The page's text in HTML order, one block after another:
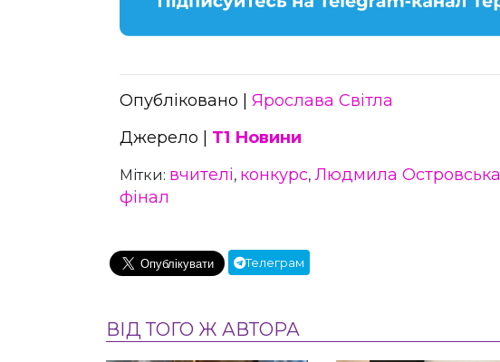
Опубліковано | Ярослава Світла
Джерело | Т1 Новини
Мітки: вчителі, конкурс, Людмила Островська
фінал
Телеграм
ВІД ТОГО Ж АВТОРА